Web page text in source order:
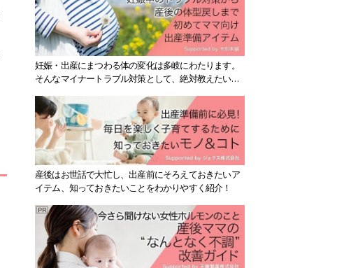
妊娠・出産にまつわる体の変化は多岐にわたります。
そんなマイナートラブル対策として、絶対教えたい！
産後はお世話で大忙し、出産前にそろえておきたいア
イテム、知っておきたいことをわかりやすく紹介！